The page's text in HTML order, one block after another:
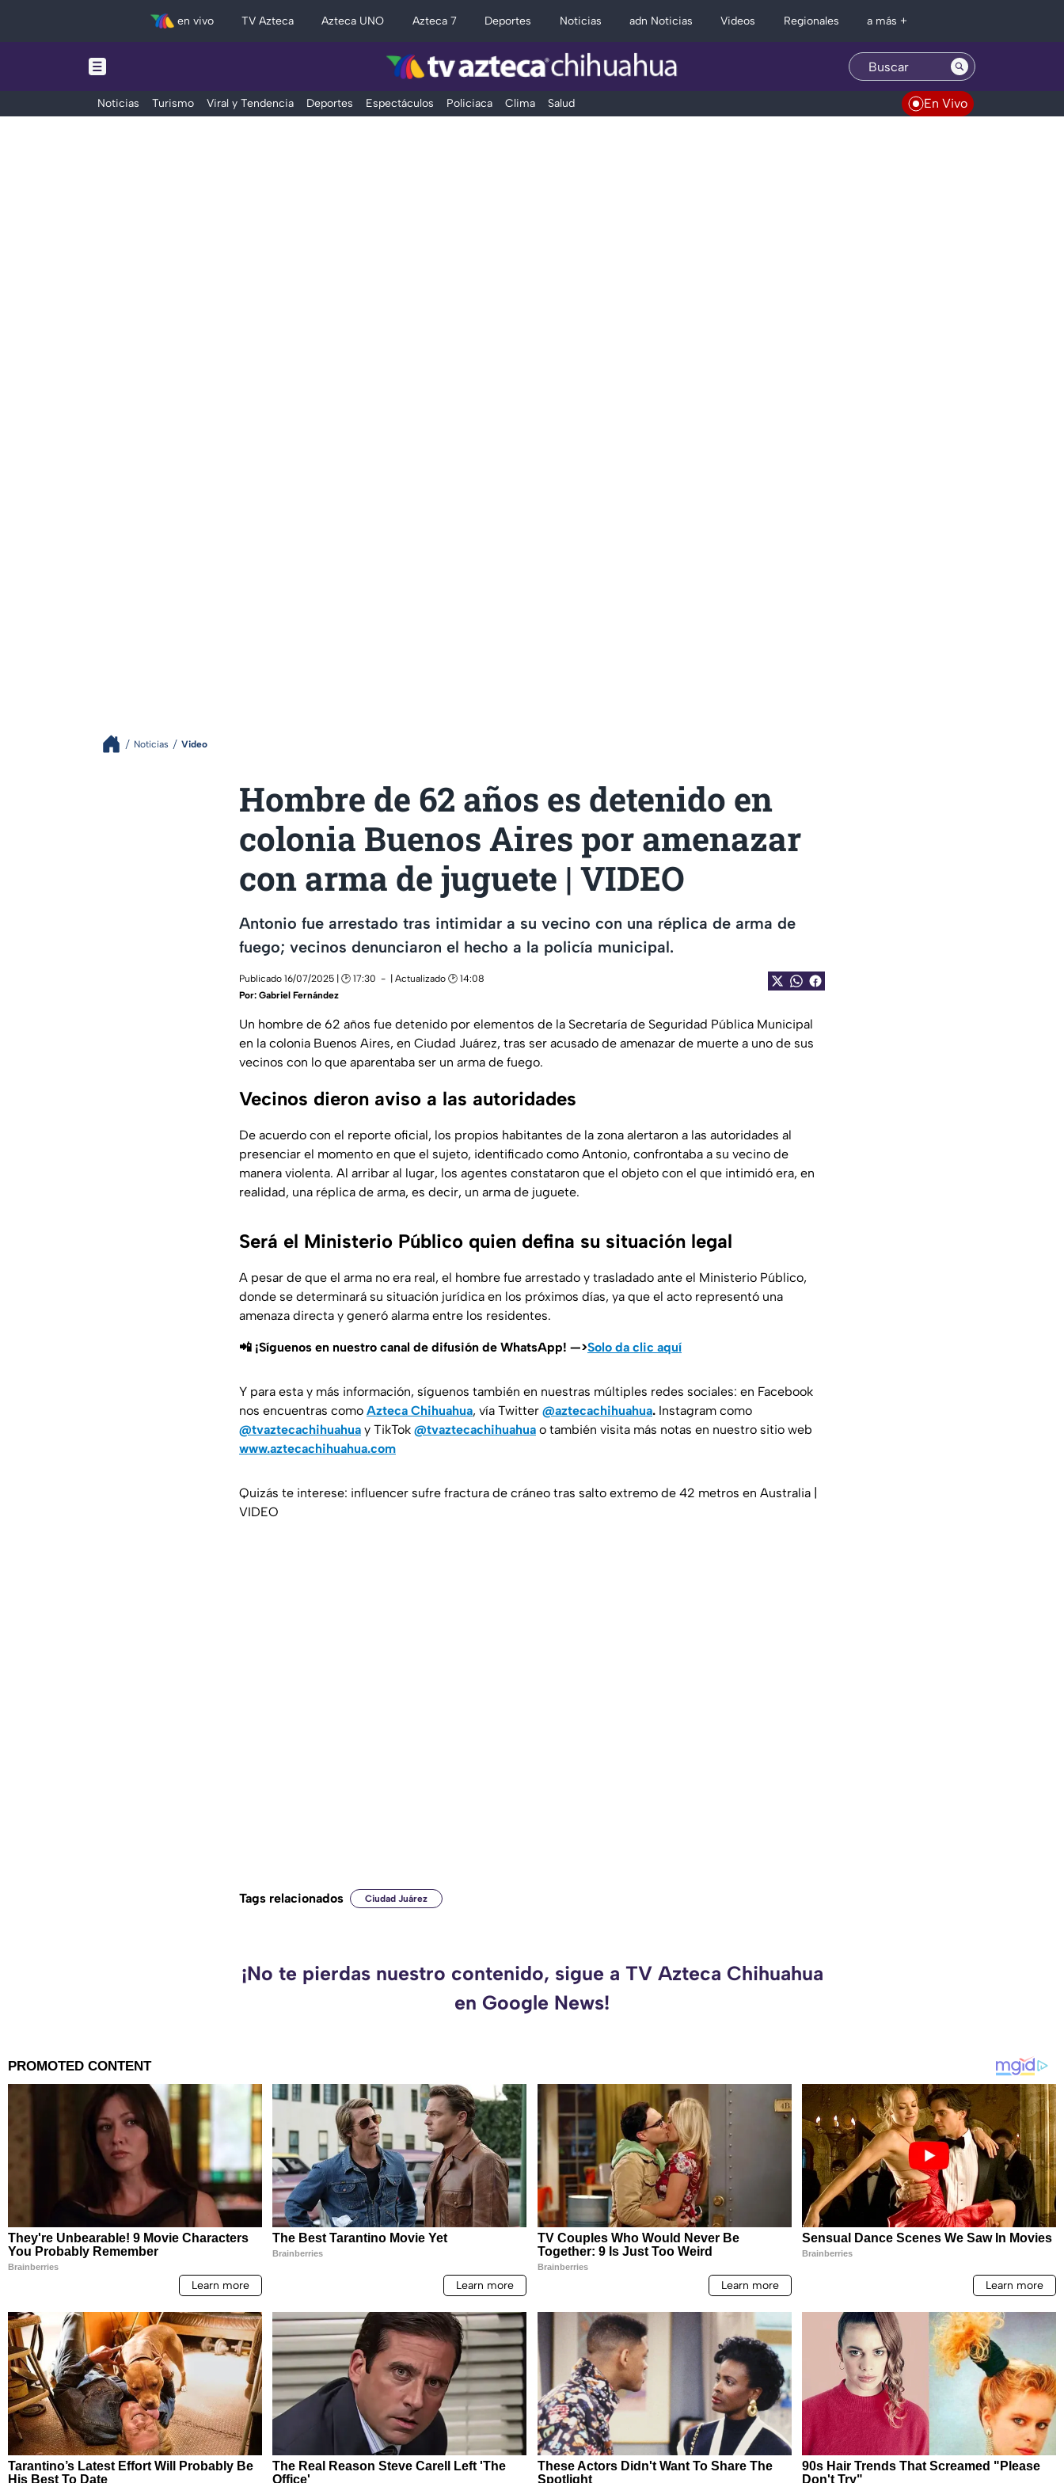
en vivo TV Azteca Azteca UNO Azteca 7 Deportes Noticias adn Noticias Videos Regionales a más +
Noticias Turismo Viral y Tendencia Deportes Espectáculos Policiaca Clima Salud En Vivo
Noticias Video
Hombre de 62 años es detenido en
colonia Buenos Aires por amenazar
con arma de juguete | VIDEO
Antonio fue arrestado tras intimidar a su vecino con una réplica de arma de
fuego; vecinos denunciaron el hecho a la policía municipal.
Publicado 16/07/2025 | 🕑 17:30
| Actualizado 🕑 14:08
Por: Gabriel Fernández
Un hombre de 62 años fue detenido por elementos de la Secretaría de Seguridad Pública Municipal
en la colonia Buenos Aires, en Ciudad Juárez, tras ser acusado de amenazar de muerte a uno de sus
vecinos con lo que aparentaba ser un arma de fuego.
Vecinos dieron aviso a las autoridades
De acuerdo con el reporte oficial, los propios habitantes de la zona alertaron a las autoridades al
presenciar el momento en que el sujeto, identificado como Antonio, confrontaba a su vecino de
manera violenta. Al arribar al lugar, los agentes constataron que el objeto con el que intimidó era, en
realidad, una réplica de arma, es decir, un arma de juguete.
Será el Ministerio Público quien defina su situación legal
A pesar de que el arma no era real, el hombre fue arrestado y trasladado ante el Ministerio Público,
donde se determinará su situación jurídica en los próximos días, ya que el acto representó una
amenaza directa y generó alarma entre los residentes.
📲 ¡Síguenos en nuestro canal de difusión de WhatsApp! —>Solo da clic aquí
Y para esta y más información, síguenos también en nuestras múltiples redes sociales: en Facebook
nos encuentras como Azteca Chihuahua, vía Twitter @aztecachihuahua. Instagram como
@tvaztecachihuahua y TikTok @tvaztecachihuahua o también visita más notas en nuestro sitio web
www.aztecachihuahua.com
Quizás te interese: influencer sufre fractura de cráneo tras salto extremo de 42 metros en Australia |
VIDEO
Tags relacionados Ciudad Juárez
¡No te pierdas nuestro contenido, sigue a TV Azteca Chihuahua
en Google News!